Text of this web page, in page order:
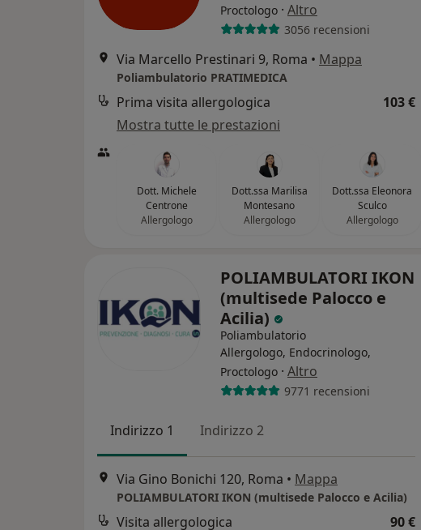
Proctologo · Altro
3056 recensioni
Via Marcello Prestinari 9, Roma • Mappa
Poliambulatorio PRATIMEDICA
Prima visita allergologica
103 €
Mostra tutte le prestazioni
Dott. Michele
Centrone
Allergologo
Dott.ssa Marilisa
Montesano
Allergologo
Dott.ssa Eleonora
Sculco
Allergologo
POLIAMBULATORI IKON
(multisede Palocco e
Acilia)
Poliambulatorio
Allergologo, Endocrinologo,
Proctologo · Altro
9771 recensioni
Indirizzo 1 Indirizzo 2
Via Gino Bonichi 120, Roma • Mappa
POLIAMBULATORI IKON (multisede Palocco e Acilia)
Visita allergologica 90 €